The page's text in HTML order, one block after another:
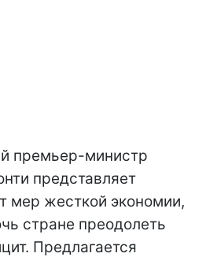
премьер-министр
представляет
мер жесткой экономии,
стране преодолеть
Предлагается